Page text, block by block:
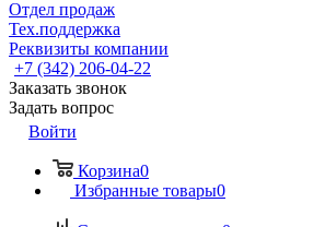
Отдел продаж
Тех.поддержка
Реквизиты компании
+7 (342) 206-04-22
Заказать звонок
Задать вопрос
Войти
Корзина0
Избранные товары0